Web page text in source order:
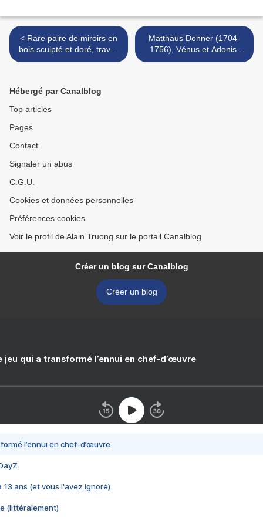
< Rare paire de miroirs en
bois sculpté et doré, travail
flamand de la fin du XVIIe
Matthäus Donner (1704-
1756), Vénus et Adonis,
vers 1740 >
Hébergé par Canalblog
Top articles
Pages
Contact
Signaler un abus
C.G.U.
Cookies et données personnelles
Préférences cookies
Voir le profil de Alain Truong sur le portail Canalblog
Créer un blog sur Canalblog
Créer un blog
jeu qui a transformé l’ennui en chef-d’œuvre
l’ennui en chef-d’œuvre
13 ans (et vous l'avez ignoré)
(littéralement)